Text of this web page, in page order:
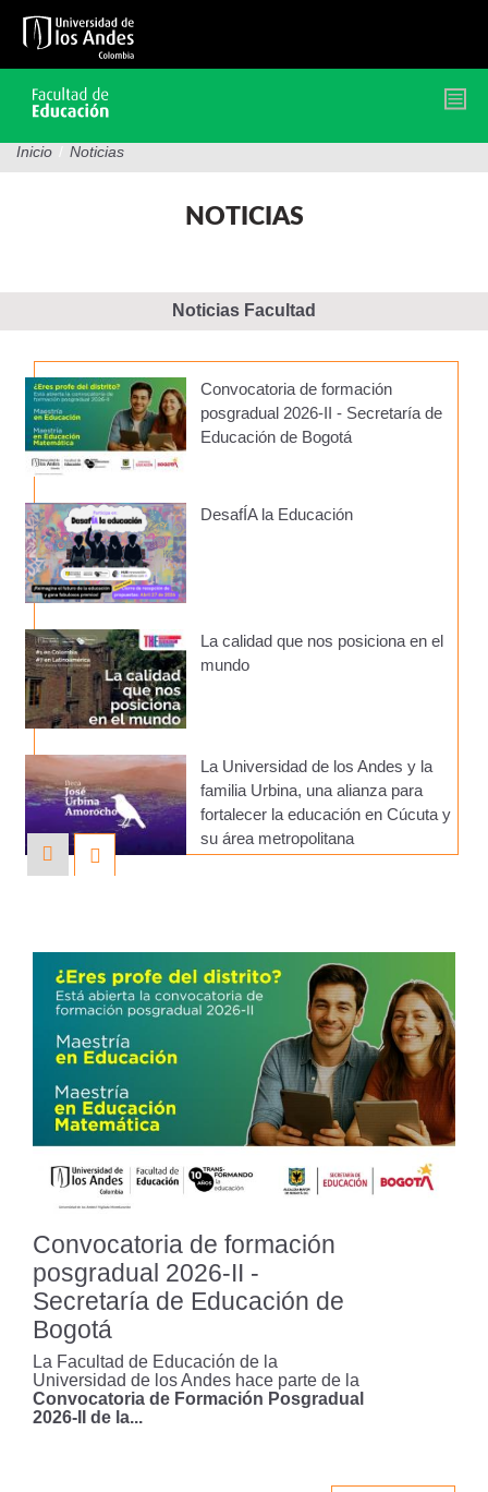
contenido
Inicio / Noticias
NOTICIAS
Noticias Facultad
Convocatoria de formación
posgradual 2026-II - Secretaría de
Educación de Bogotá
DesafÍA la Educación
La calidad que nos posiciona en el
mundo
La Universidad de los Andes y la
familia Urbina, una alianza para
fortalecer la educación en Cúcuta y
su área metropolitana
Resultados definitivos de
Minciencias destacan el avance de
la Facultad en investigación
Celebración 15 años: Voces y
Silencios: Revista Latinoamericana
de Educación
Estudiantes de la Facultad de
Educación lideraron talleres en la
Becas del 98% para profes de
Convocatoria de formación
posgradual 2026-II -
Secretaría de Educación de
Bogotá
La Facultad de Educación de la
Universidad de los Andes hace parte de la
Convocatoria de Formación Posgradual
2026-II de la...